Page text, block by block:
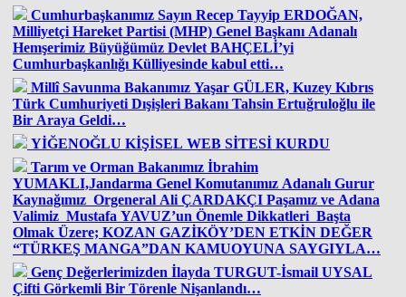
Cumhurbaşkanımız Sayın Recep Tayyip ERDOĞAN,
Milliyetçi Hareket Partisi (MHP) Genel Başkanı Adanalı
Hemşerimiz Büyüğümüz Devlet BAHÇELİ’yi
Cumhurbaşkanlığı Külliyesinde kabul etti…
Millî Savunma Bakanımız Yaşar GÜLER, Kuzey Kıbrıs
Türk Cumhuriyeti Dışişleri Bakanı Tahsin Ertuğruloğlu ile
Bir Araya Geldi…
YİĞENOĞLU KİŞİSEL WEB SİTESİ KURDU
Tarım ve Orman Bakanımız İbrahim
YUMAKLI,Jandarma Genel Komutanımız Adanalı Gurur
Kaynağımız Orgeneral Ali ÇARDAKÇI Paşamız ve Adana
Valimiz Mustafa YAVUZ’un Önemle Dikkatleri Başta
Olmak Üzere; KOZAN GAZİKÖY’DEN ETKİN DEĞER
“TÜRKEŞ MANGA”DAN KAMUOYUNA SAYGIYLA…
Genç Değerlerimizden İlayda TURGUT-İsmail UYSAL
Çifti Görkemli Bir Törenle Nişanlandı…